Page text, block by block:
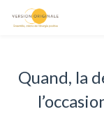
Quand, la